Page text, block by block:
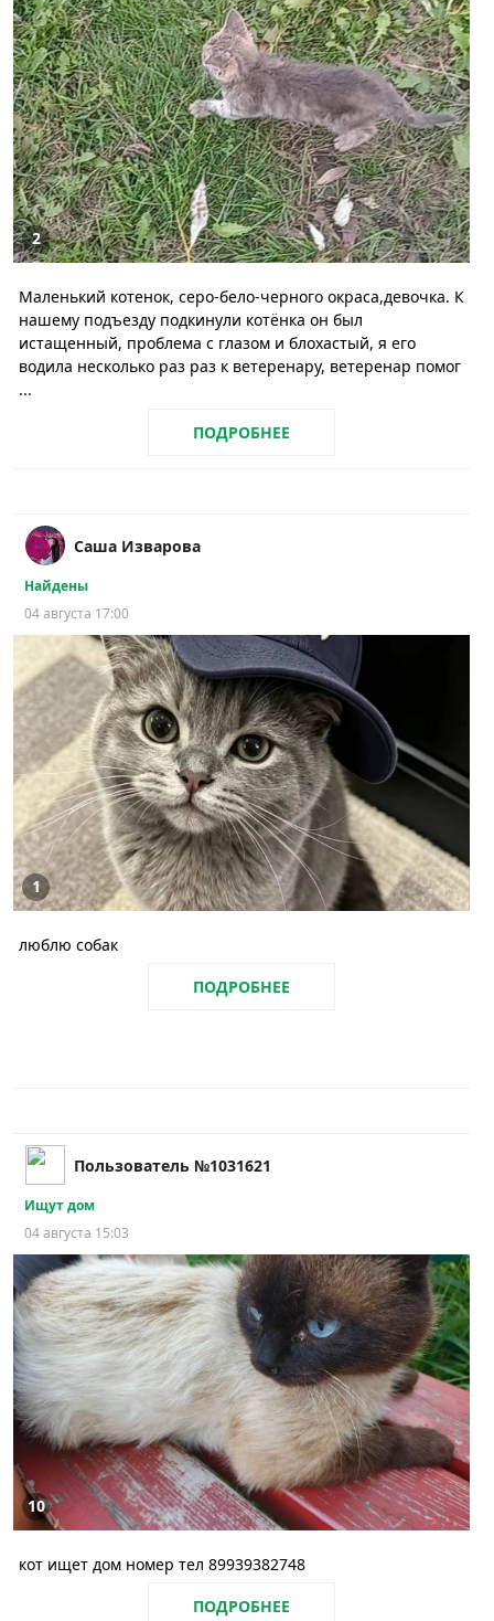
2
Маленький котенок, серо-бело-черного окраса,девочка. К
нашему подъезду подкинули котёнка он был
истащенный, проблема с глазом и блохастый, я его
водила несколько раз раз к ветеренару, ветеренар помог
...
ПОДРОБНЕЕ
Саша Изварова
Найдены
04 августа 17:00
1
люблю собак
ПОДРОБНЕЕ
Пользователь №1031621
Ищут дом
04 августа 15:03
10
кот ищет дом номер тел 89939382748
ПОДРОБНЕЕ